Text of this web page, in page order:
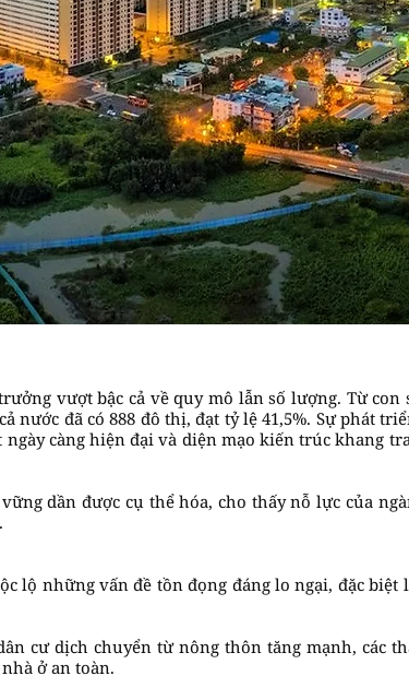
vượt bậc cả về quy mô lẫn số lượng. Từ con
nước đã có 888 đô thị, đạt tỷ lệ 41,5%. Sự phát
càng hiện đại và diện mạo kiến trúc khang
dần được cụ thể hóa, cho thấy nỗ lực của
lộ những vấn đề tồn đọng đáng lo ngại, đặc biệt
cư dịch chuyển từ nông thôn tăng mạnh, các
ở an toàn.